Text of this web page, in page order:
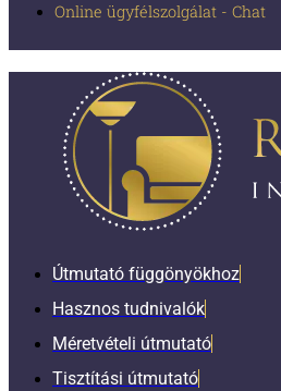
Online ügyfélszolgálat - Chat
Útmutató függönyökhoz
Hasznos tudnivalók
Méretvételi útmutató
Tisztítási útmutató